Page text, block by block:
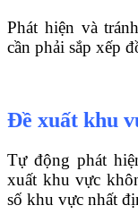
Phát hiện và
cần phải sắp xếp
Đề xuất khu
Tự động phát
xuất khu vực
số khu vực nhất